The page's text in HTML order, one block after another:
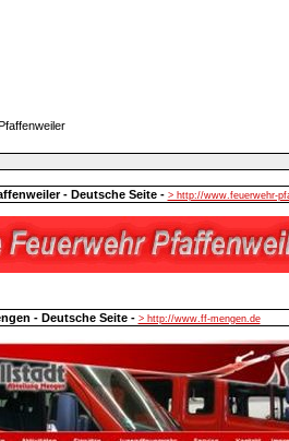
- Deutsche Seite - > http://www.feuerwehr-
- Deutsche Seite - > http://www.ff-mengen.de